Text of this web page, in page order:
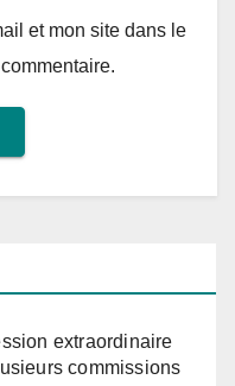
et mon site dans le
extraordinaire
commissions